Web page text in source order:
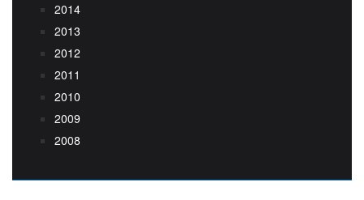
2014
2013
2012
2011
2010
2009
2008